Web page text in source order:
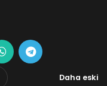
Daha eski